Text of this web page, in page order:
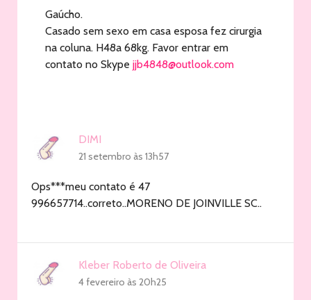
Gaúcho.
Casado sem sexo em casa esposa fez cirurgia
na coluna. H48a 68kg. Favor entrar em
contato no Skype jjb4848@outlook.com
DIMI
21 setembro às 13h57
Ops***meu contato é 47
996657714..correto..MORENO DE JOINVILLE SC..
Kleber Roberto de Oliveira
4 fevereiro às 20h25